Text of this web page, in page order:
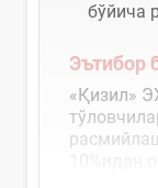
бўйича
Эътибор
«Қизил»